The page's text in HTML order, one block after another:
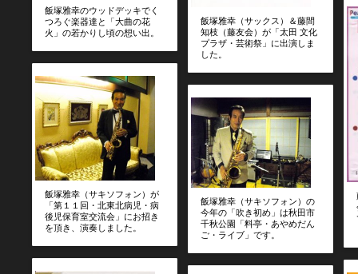
飯塚雅幸のウッドデッキでく
つろぐ楽器達と「大曲の花
火」の若かりし頃の想い出。
飯塚雅幸（サキソフォン）が
「第１１回・北東北病児・病
後児保育室交流会」にお招き
を頂き、演奏しました。
飯塚雅幸（サックス）＆藤間
知枝（藤友会）が「太田 文化
プラザ・芸術祭」に出演しま
した。
飯塚雅幸（サキソフォン）の
今年の「吹き初め」は秋田市
千秋公園「料亭・あやめだん
ご・ライブ」です。